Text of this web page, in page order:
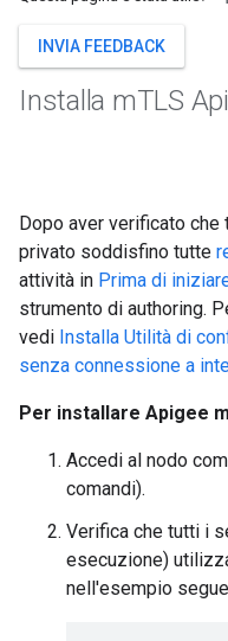
INVIA FEEDBACK
Installa mTLS
Dopo aver verificato
privato soddisfino tutte
attività in Prima di
strumento di authoring.
vedi Installa Utilità di
senza connessione a
Per installare Apigee
Accedi al nodo
comandi).
Verifica che tutti i
esecuzione)
nell'esempio